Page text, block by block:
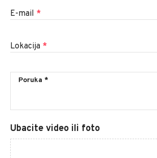
E-mail *
Lokacija *
Ubacite video ili foto